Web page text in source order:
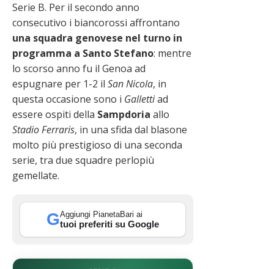
Serie B. Per il secondo anno
consecutivo i biancorossi affrontano
una squadra genovese nel turno in
programma a Santo Stefano: mentre
lo scorso anno fu il Genoa ad
espugnare per 1-2 il San Nicola, in
questa occasione sono i Gallettiad
essere ospiti della Sampdoria allo
Stadio Ferraris, in una sfida dal blasone
molto più prestigioso di una seconda
serie, tra due squadre perlopiù
gemellate.
GAggiungi PianetaBari ai
tuoi preferiti su Google